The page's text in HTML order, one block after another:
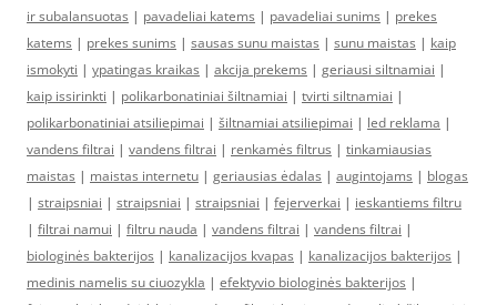
ir subalansuotas | pavadeliai katems | pavadeliai sunims | prekes
katems | prekes sunims | sausas sunu maistas | sunu maistas | kaip
ismokyti | ypatingas kraikas | akcija prekems | geriausi siltnamiai |
kaip issirinkti | polikarbonatiniai šiltnamiai | tvirti siltnamiai |
polikarbonatiniai atsiliepimai | šiltnamiai atsiliepimai | led reklama |
vandens filtrai | vandens filtrai | renkamės filtrus | tinkamiausias
maistas | maistas internetu | geriausias ėdalas | augintojams | blogas
| straipsniai | straipsniai | straipsniai | fejerverkai | ieskantiems filtru
| filtrai namui | filtru nauda | vandens filtrai | vandens filtrai |
biologinės bakterijos | kanalizacijos kvapas | kanalizacijos bakterijos |
medinis namelis su ciuozykla | efektyvio biologinės bakterijos |